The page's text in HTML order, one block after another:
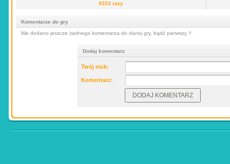
9223 razy
Komentarze do gry
Nie dodano jeszcze żadnego komentarza do danej gry, bądź pierwszy !!
Dodaj komentarz
Twój nick:
Komentarz: